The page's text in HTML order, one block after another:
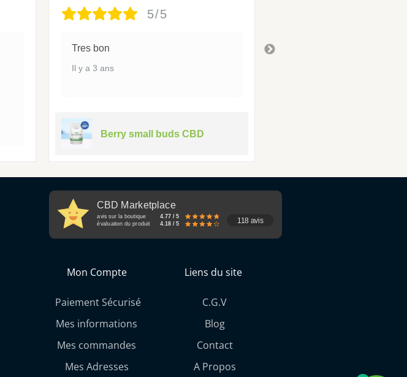
5/5
Tres bon
Il y a 3 ans
Berry small buds CBD
CBD Marketplace
avis sur la boutique
4.77 / 5
évaluation du produit
4.18 / 5 118 avis
Mon Compte
Paiement Sécurisé
Mes informations
Mes commandes
Mes Adresses
Liens du site
C.G.V
Blog
Contact
A Propos